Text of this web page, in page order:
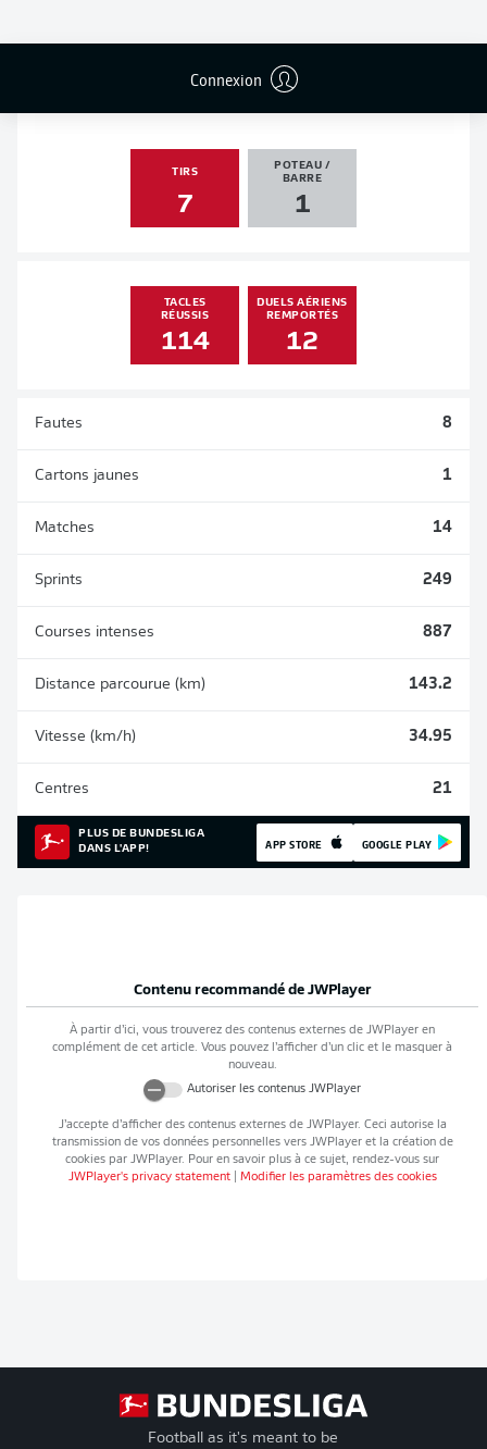
Connexion
BUTS
1
PENALTIES
0
TIRS
7
POTEAU /
BARRE
1
TACLES
RÉUSSIS
114
DUELS AÉRIENS
REMPORTÉS
12
Fautes 8
Cartons jaunes 1
Matches 14
Sprints 249
Courses intenses 887
Distance parcourue (km) 143.2
Vitesse (km/h) 34.95
Centres 21
PLUS DE BUNDESLIGA
DANS L'APP!
APP STORE GOOGLE PLAY
Contenu recommandé de JWPlayer
À partir d’ici, vous trouverez des contenus externes de JWPlayer en
complément de cet article. Vous pouvez l’afficher d’un clic et le masquer à
nouveau.
Autoriser les contenus JWPlayer
J’accepte d’afficher des contenus externes de JWPlayer. Ceci autorise la
transmission de vos données personnelles vers JWPlayeret la création de
cookies par JWPlayer. Pour en savoir plus à ce sujet, rendez-vous sur
JWPlayer's privacy statement| Modifier les paramètres des cookies
Football as it's meant to be